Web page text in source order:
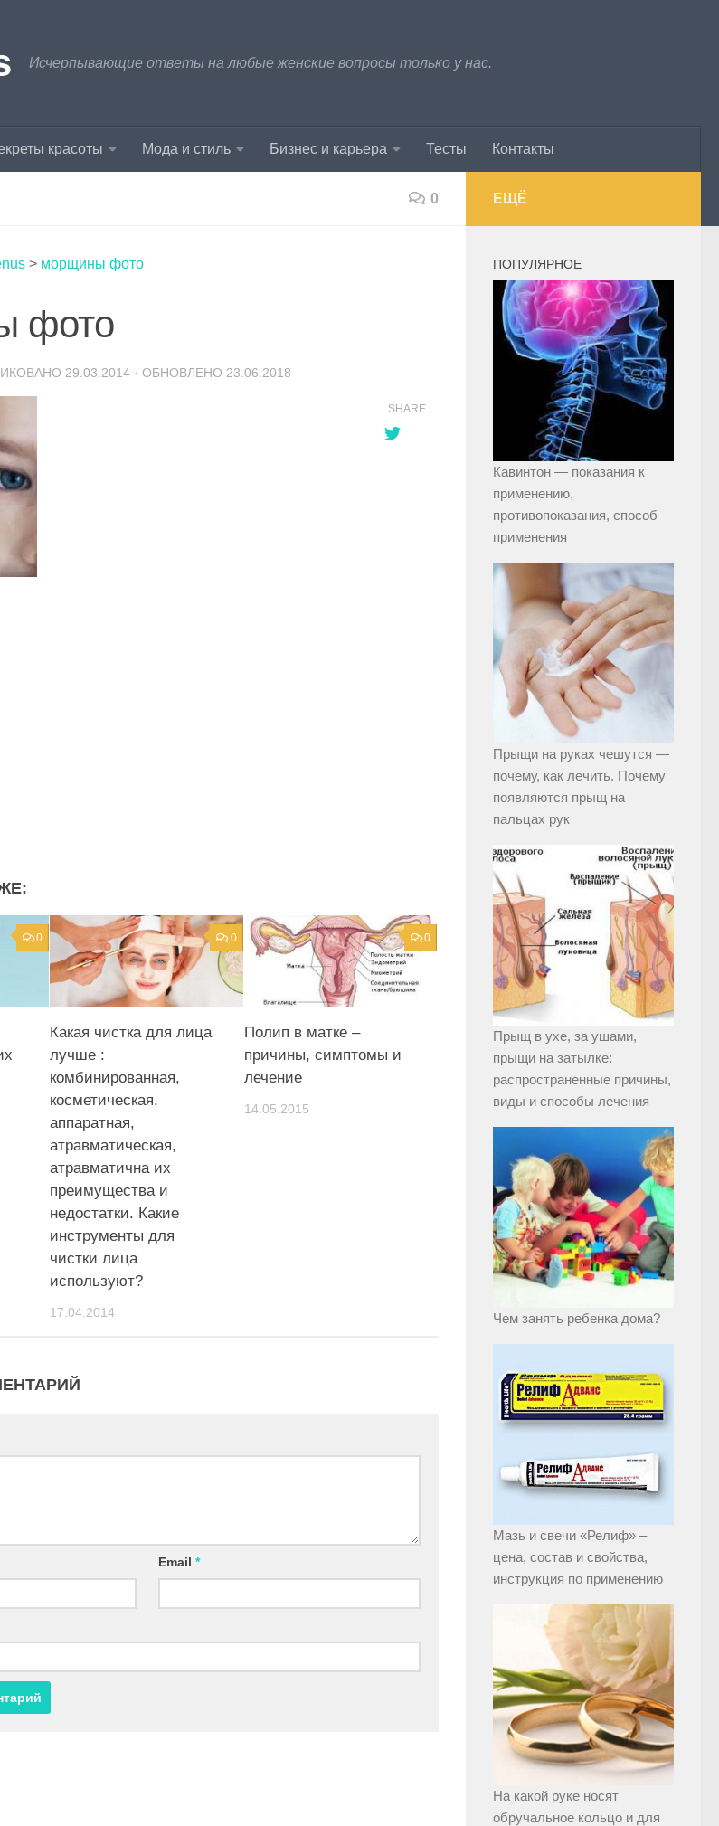
Исчерпывающие ответы на любые женские вопросы только у нас.
красоты Мода и стиль Бизнес и карьера Тесты Контакты
0
> морщины фото
фото
29.03.2014 · ОБНОВЛЕНО 23.06.2018
SHARE
0 0
Какая чистка для лица
лучше :
комбинированная,
косметическая,
аппаратная,
атравматическая,
атравматична их
преимущества и
недостатки. Какие
инструменты для
чистки лица
используют?
17.04.2014
0
Полип в матке –
причины, симптомы и
лечение
14.05.2015
Email*
ЕЩЁ
ПОПУЛЯРНОЕ
Кавинтон — показания к
применению,
противопоказания, способ
применения
Прыщи на руках чешутся —
почему, как лечить. Почему
появляются прыщ на
пальцах рук
Прыщ в ухе, за ушами,
прыщи на затылке:
распространенные причины,
виды и способы лечения
Чем занять ребенка дома?
Мазь и свечи «Релиф» –
цена, состав и свойства,
инструкция по применению
На какой руке носят
обручальное кольцо и для